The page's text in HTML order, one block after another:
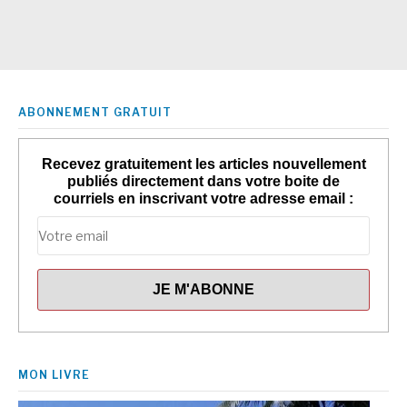
ABONNEMENT GRATUIT
Recevez gratuitement les articles nouvellement
publiés directement dans votre boite de
courriels en inscrivant votre adresse email :
MON LIVRE